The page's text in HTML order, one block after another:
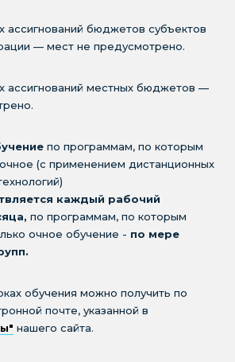
ассигнований бюджетов субъектов
— мест не предусмотрено.
ассигнований местных бюджетов —
по программам, по которым
(с применением дистанционных
каждый рабочий
по программам, по которым
очное обучение - по мере
обучения можно получить по
почте, указанной в
нашего сайта.